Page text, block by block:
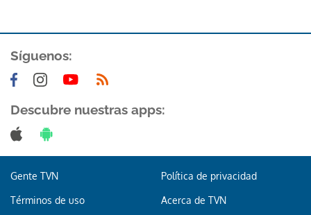
Síguenos:
Descubre nuestras apps:
Gente TVN Política de privacidad
Términos de uso Acerca de TVN